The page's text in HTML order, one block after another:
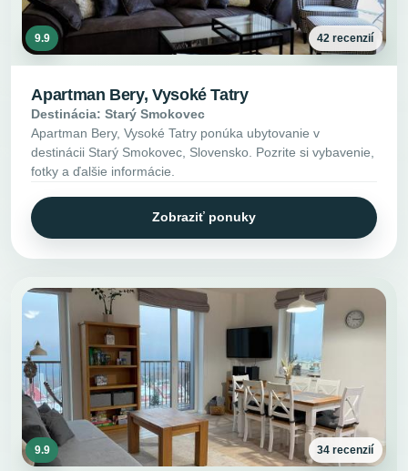
9.9 42 recenzií
Apartman Bery, Vysoké Tatry
Destinácia: Starý Smokovec
Apartman Bery, Vysoké Tatry ponúka ubytovanie v
destinácii Starý Smokovec, Slovensko. Pozrite si vybavenie,
fotky a ďalšie informácie.
Zobraziť ponuky
9.9 34 recenzií